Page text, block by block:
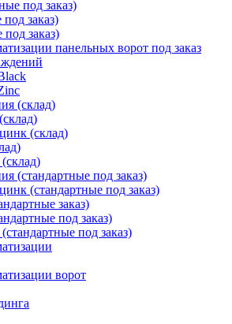
под заказ)
заказ)
заказ)
панельных ворот под заказ
(склад)
(склад)
(стандартные под заказ)
(стандартные под заказ)
заказ)
под заказ)
под заказ)
ворот